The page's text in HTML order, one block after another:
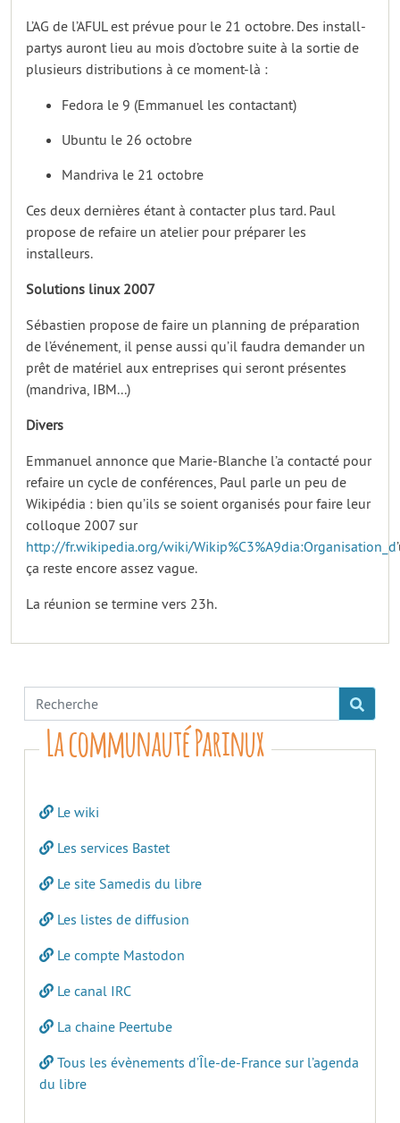
L’AG de l’AFUL est prévue pour le 21 octobre. Des install-
partys auront lieu au mois d’octobre suite à la sortie de
plusieurs distributions à ce moment-là :
Fedora le 9 (Emmanuel les contactant)
Ubuntu le 26 octobre
Mandriva le 21 octobre
Ces deux dernières étant à contacter plus tard. Paul
propose de refaire un atelier pour préparer les
installeurs.
Solutions linux 2007
Sébastien propose de faire un planning de préparation
de l’événement, il pense aussi qu’il faudra demander un
prêt de matériel aux entreprises qui seront présentes
(mandriva, IBM...)
Divers
Emmanuel annonce que Marie-Blanche l’a contacté pour
refaire un cycle de conférences, Paul parle un peu de
Wikipédia : bien qu’ils se soient organisés pour faire leur
colloque 2007 sur
http://fr.wikipedia.org/wiki/Wikip%C3%A9dia:Organisation_d
ça reste encore assez vague.
La réunion se termine vers 23h.
La communauté Parinux
Le wiki
Les services Bastet
Le site Samedis du libre
Les listes de diffusion
Le compte Mastodon
Le canal IRC
La chaine Peertube
Tous les évènements d’Île-de-France sur l’agenda
du libre